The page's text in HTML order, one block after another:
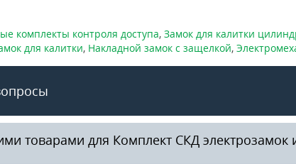
комплекты контроля доступа, Замок для калитки
для калитки, Накладной замок с защелкой,
товарами для Комплект СКД электрозамок